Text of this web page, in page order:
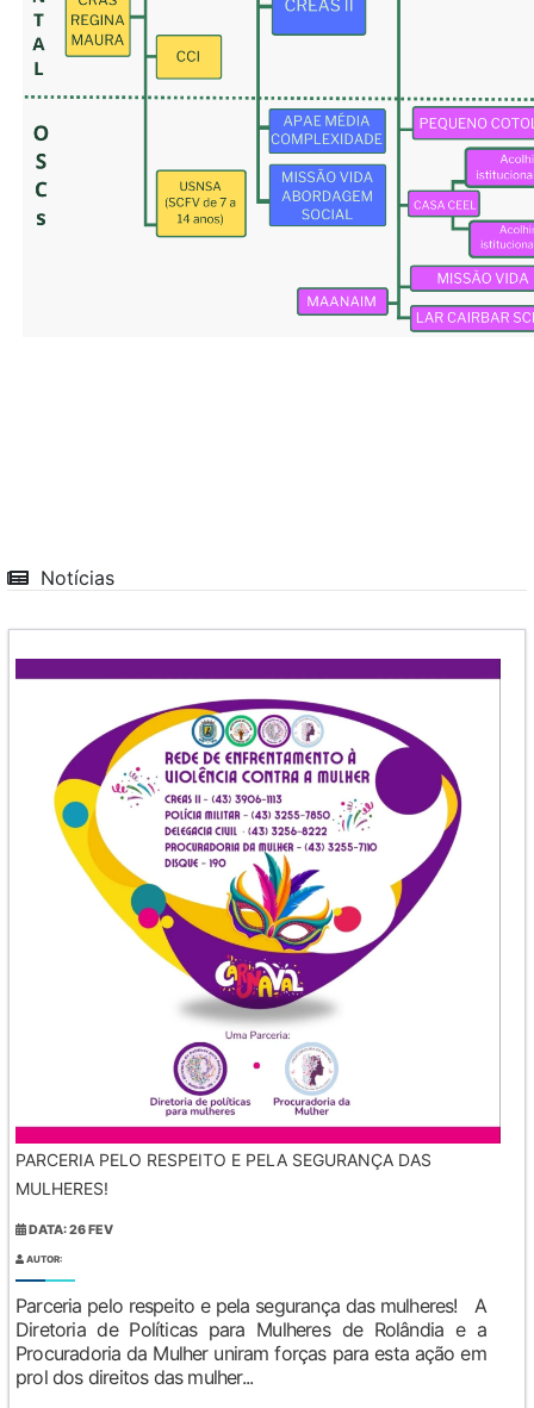
Notícias
PARCERIA PELO RESPEITO E PELA SEGURANÇA DAS
MULHERES!
DATA: 26 FEV
AUTOR:
Parceria pelo respeito e pela segurança das mulheres! A
Diretoria de Políticas para Mulheres de Rolândia e a
Procuradoria da Mulher uniram forças para esta ação em
prol dos direitos das mulher...